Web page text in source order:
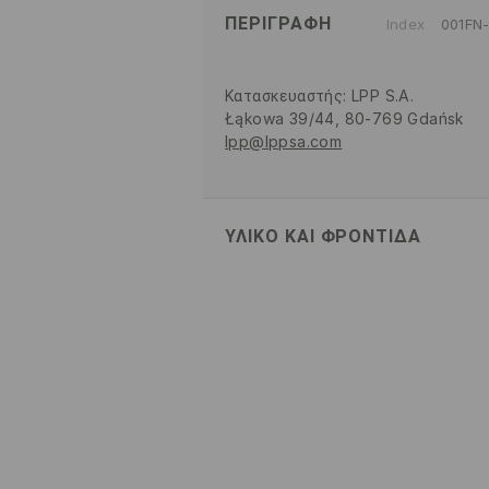
ΠΕΡΙΓΡΑΦΉ Index
Κατασκευαστής: LPP S.A.
Łąkowa 39/44, 80-769 Gdańsk
lpp@lppsa.com
ΥΛΙΚΌ ΚΑΙ ΦΡΟΝΤΊΔΑ